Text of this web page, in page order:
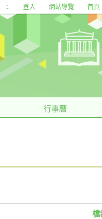
::: 登入 網站導覽 首頁
行事曆
檔